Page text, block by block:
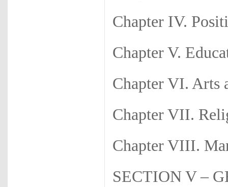
Chapter IV.
Chapter V.
Chapter VI. Arts
Chapter VII.
Chapter VIII.
SECTION V –